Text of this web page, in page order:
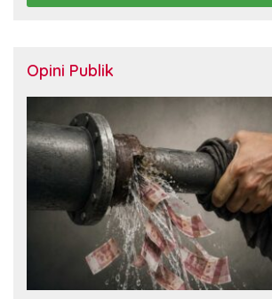
Opini Publik